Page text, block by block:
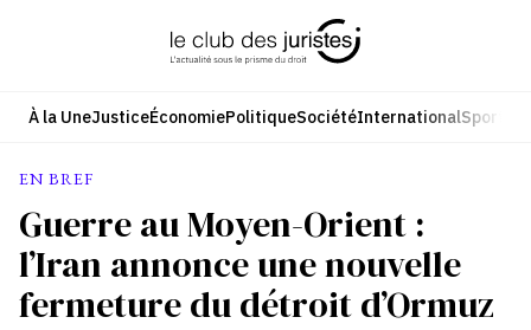
À la UneJusticeÉconomiePolitiqueSociétéInternationalSport
EN BREF
Guerre au Moyen-Orient :
l’Iran annonce une nouvelle
fermeture du détroit d’Ormuz